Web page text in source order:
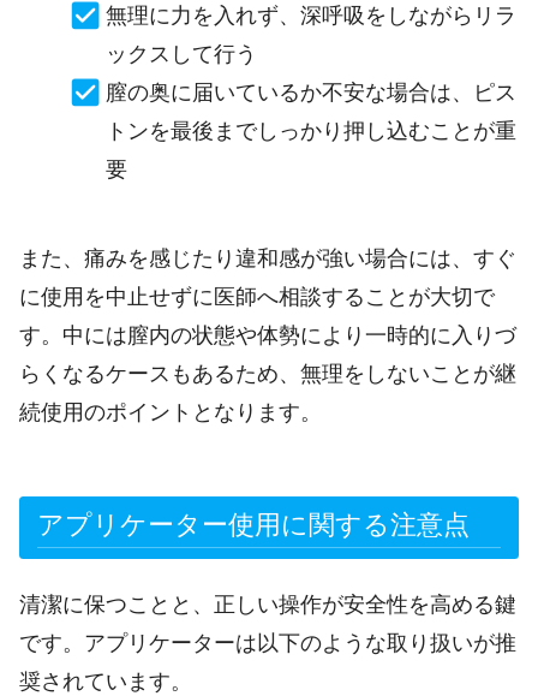
無理に力を入れず、深呼吸をしながらリラ
ックスして行う
膣の奥に届いているか不安な場合は、ピス
トンを最後までしっかり押し込むことが重
要
また、痛みを感じたり違和感が強い場合には、すぐ
に使用を中止せずに医師へ相談することが大切で
す。中には膣内の状態や体勢により一時的に入りづ
らくなるケースもあるため、無理をしないことが継
続使用のポイントとなります。
アプリケーター使用に関する注意点
清潔に保つことと、正しい操作が安全性を高める鍵
です。アプリケーターは以下のような取り扱いが推
奨されています。